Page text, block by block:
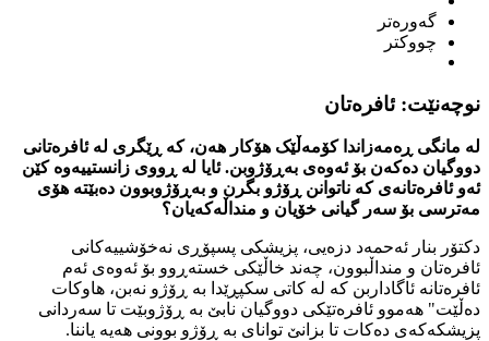
گەورەتر
چووکتر
نوچەنێت: ئافرەتان
لە مانگی ڕەمەزاندا کۆمەڵێک هۆکار هەن، کە ڕێگری لە ئافرەتانی
دووگیان دەکەن بۆ ئەوەی بەڕۆژوبن. ئایا لە ڕووی زانستییەوە کێن
ئەو ئافرەتانەی کە ناتوانن ڕۆژو بگرن و بەڕۆژوبوون دەبێتە هۆی
مەترسی بۆ سەر گیانی خۆیان و منداڵەکەیان؟
دکتۆر بنار ئەحمەد دزەیی، پزیشکی پسپۆڕی نەخۆشییەکانی
ئافرەتان و منداڵبوون، چەند خاڵێکی خستەڕوو بۆ ئەوەی ئەم
ئافرەتانە ئاگاداربن کە لە کاتی سکپڕێدا بە ڕۆژو نەبن، هاوکات
دەڵێت" هەموو ئافرەتێکی دووگیان نابێ بە ڕۆژوبێت تا سەردانی
پزیشکەکەی دەکات تا بزانێ توانای بە ڕۆژو بوونی هەیە یاننا.